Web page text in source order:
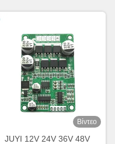
Βίντεο
JUYI 12V 24V 36V 48V